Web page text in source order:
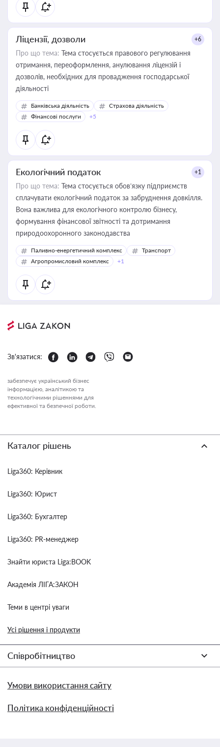
Ліцензії, дозволи +6
Про що тема: Тема стосується правового регулювання
отримання, переоформлення, анулювання ліцензій і
дозволів, необхідних для провадження господарської
діяльності
Банківська діяльність
Страхова діяльність
Фінансові послуги
+5
Екологічний податок +1
Про що тема: Тема стосується обов’язку підприємств
сплачувати екологічний податок за забруднення довкілля.
Вона важлива для екологічного контролю бізнесу,
формування фінансової звітності та дотримання
природоохоронного законодавства
Паливно-енергетичний комплекс
Транспорт
Агропромисловий комплекс
+1
Зв'язатися:
забезпечує український бізнес
інформацією, аналітикою та
технологічними рішеннями для
ефективної та безпечної роботи.
Каталог рішень
Liga360: Керівник
Liga360: Юрист
Liga360: Бухгалтер
Liga360: PR-менеджер
Знайти юриста Liga:BOOK
Академія ЛІГА:ЗАКОН
Теми в центрі уваги
Усі рішення і продукти
Співробітництво
Умови використання сайту
Політика конфіденційності